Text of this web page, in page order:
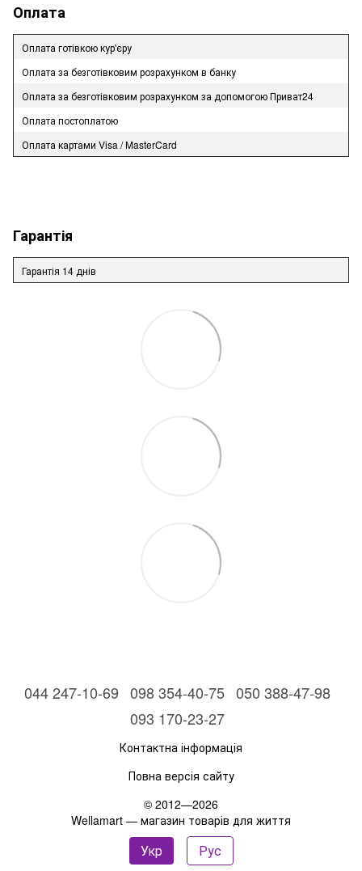
Оплата
Оплата готівкою кур'єру
Оплата за безготівковим розрахунком в банку
Оплата за безготівковим розрахунком за допомогою Приват24
Оплата постоплатою
Оплата картами Visa / MasterCard
Гарантія
Гарантія 14 днів
044 247-10-69 098 354-40-75 050 388-47-98
093 170-23-27
Контактна інформація
Повна версія сайту
© 2012—2026
Wellamart — магазин товарів для життя
Укр Рус